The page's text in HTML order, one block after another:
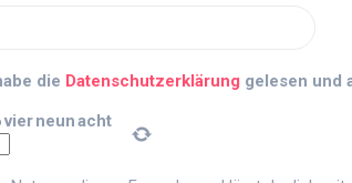
die Datenschutzerklärung gelesen und
vierneunacht